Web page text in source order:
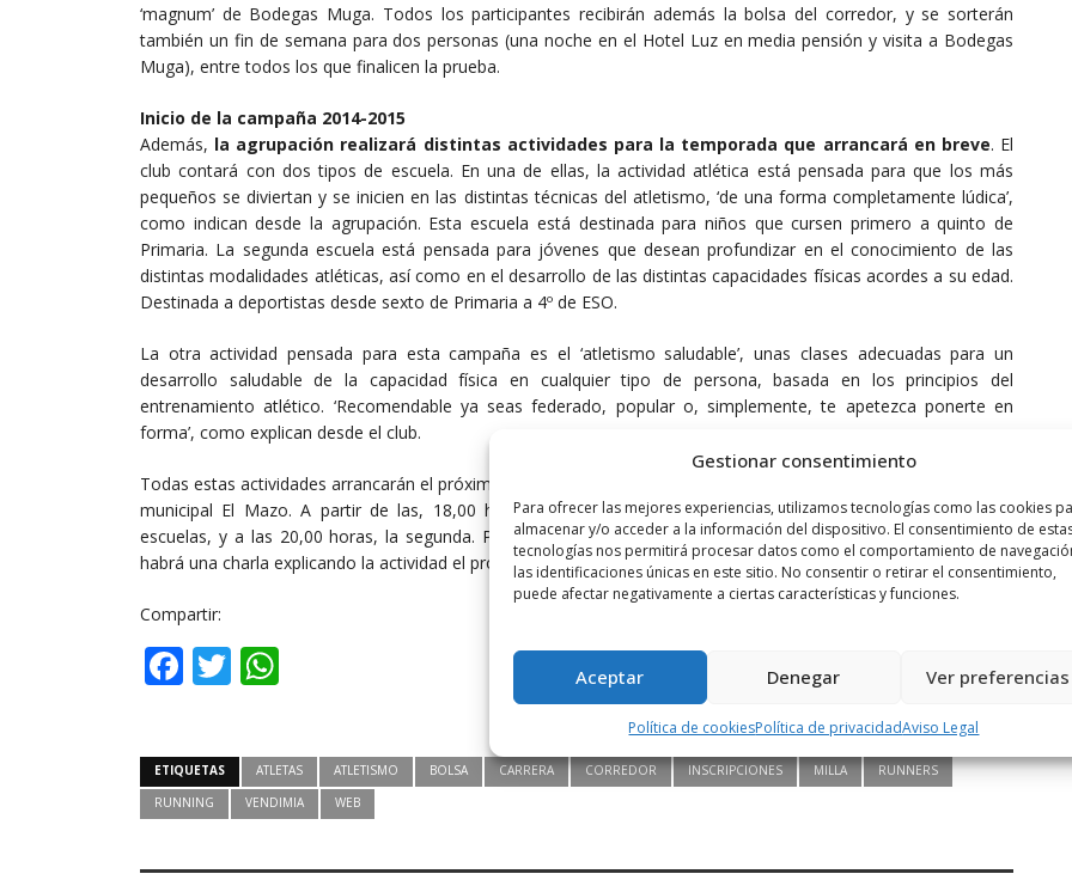
Gestionar consentimiento
Para ofrecer las mejores experiencias, utilizamos tecnologías como las cookies
almacenar y/o acceder a la información del dispositivo. El consentimiento de
tecnologías nos permitirá procesar datos como el comportamiento de
las identificaciones únicas en este sitio. No consentir o retirar el consentimiento,
puede afectar negativamente a ciertas características y funciones.
Aceptar Denegar Ver preferencias
Política de cookiesPolítica de privacidadAviso Legal
‘magnum’ de Bodegas Muga. Todos los participantes recibirán además la bolsa del corredor, y se sorterán
también un fin de semana para dos personas (una noche en el Hotel Luz en media pensión y visita a Bodegas
Muga), entre todos los que finalicen la prueba.
Inicio de la campaña 2014-2015
Además, la agrupación realizará distintas actividades para la temporada que arrancará en breve. El
club contará con dos tipos de escuela. En una de ellas, la actividad atlética está pensada para que los más
pequeños se diviertan y se inicien en las distintas técnicas del atletismo, ‘de una forma completamente lúdica’,
como indican desde la agrupación. Esta escuela está destinada para niños que cursen primero a quinto de
Primaria. La segunda escuela está pensada para jóvenes que desean profundizar en el conocimiento de las
distintas modalidades atléticas, así como en el desarrollo de las distintas capacidades físicas acordes a su edad.
Destinada a deportistas desde sexto de Primaria a 4º de ESO.
La otra actividad pensada para esta campaña es el ‘atletismo saludable’, unas clases adecuadas para un
desarrollo saludable de la capacidad física en cualquier tipo de persona, basada en los principios del
entrenamiento atlético. ‘Recomendable ya seas federado, popular o, simplemente, te apetezca ponerte en
forma’, como explican desde el club.
Todas estas actividades arrancarán el próximo 2 de octubre, a partir de las 18,00 horas, en las pistas del estadio
municipal El Mazo. A partir de las, 18,00 horas, ‘atletismo saludable’; a las 19,00 horas, la primera de las
escuelas, y a las 20,00 horas, la segunda. Para las personas interesadas en la actividad ‘atletismo saludable’,
habrá una charla explicando la actividad el próximo martes 30 de septiembre a las 18,00 horas.
Compartir:
Facebook
Twitter
ETIQUETAS ATLETAS ATLETISMO BOLSA CARRERA CORREDOR INSCRIPCIONES MILLA
RUNNERS
RUNNING
VENDIMIA WEB